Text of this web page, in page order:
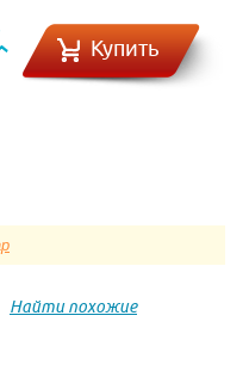
Купить
Найти похожие